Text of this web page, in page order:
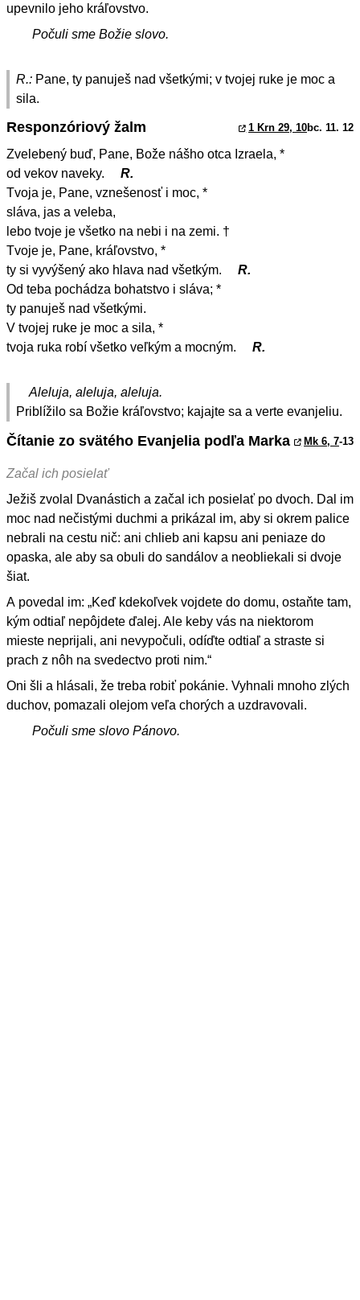
upevnilo jeho kráľovstvo.
Počuli sme Božie slovo.
R.: Pane, ty panuješ nad všetkými; v tvojej ruke je moc a
sila.
Responzóriový žalm 1 Krn 29, 10bc. 11. 12
Zvelebený buď, Pane, Bože nášho otca Izraela, *
od vekov naveky.
R.
Tvoja je, Pane, vznešenosť i moc, *
sláva, jas a veleba,
lebo tvoje je všetko na nebi i na zemi. †
Tvoje je, Pane, kráľovstvo, *
ty si vyvýšený ako hlava nad všetkým.
R.
Od teba pochádza bohatstvo i sláva; *
ty panuješ nad všetkými.
V tvojej ruke je moc a sila, *
tvoja ruka robí všetko veľkým a mocným.
R.
Aleluja, aleluja, aleluja.
Priblížilo sa Božie kráľovstvo; kajajte sa a verte evanjeliu.
Čítanie zo svätého Evanjelia podľa Marka Mk 6, 7-13
Začal ich posielať
Ježiš zvolal Dvanástich a začal ich posielať po dvoch. Dal im
moc nad nečistými duchmi a prikázal im, aby si okrem palice
nebrali na cestu nič: ani chlieb ani kapsu ani peniaze do
opaska, ale aby sa obuli do sandálov a neobliekali si dvoje
šiat.
A povedal im: „Keď kdekoľvek vojdete do domu, ostaňte tam,
kým odtiaľ nepôjdete ďalej. Ale keby vás na niektorom
mieste neprijali, ani nevypočuli, odíďte odtiaľ a straste si
prach z nôh na svedectvo proti nim.“
Oni šli a hlásali, že treba robiť pokánie. Vyhnali mnoho zlých
duchov, pomazali olejom veľa chorých a uzdravovali.
Počuli sme slovo Pánovo.